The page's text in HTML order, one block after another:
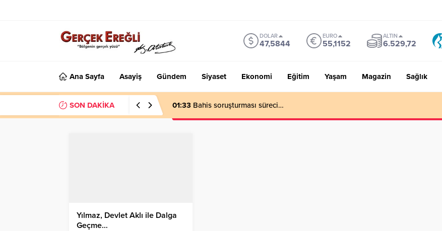
DOLAR
47,5844
EURO
55,1152
ALTIN
6.529,72
Ana Sayfa Asayiş Gündem Siyaset Ekonomi Eğitim Yaşam Magazin Sağlık
SON DAKİKA 01:33 Bahis soruşturması süreci…
Yılmaz, Devlet Aklı ile Dalga
Geçme…